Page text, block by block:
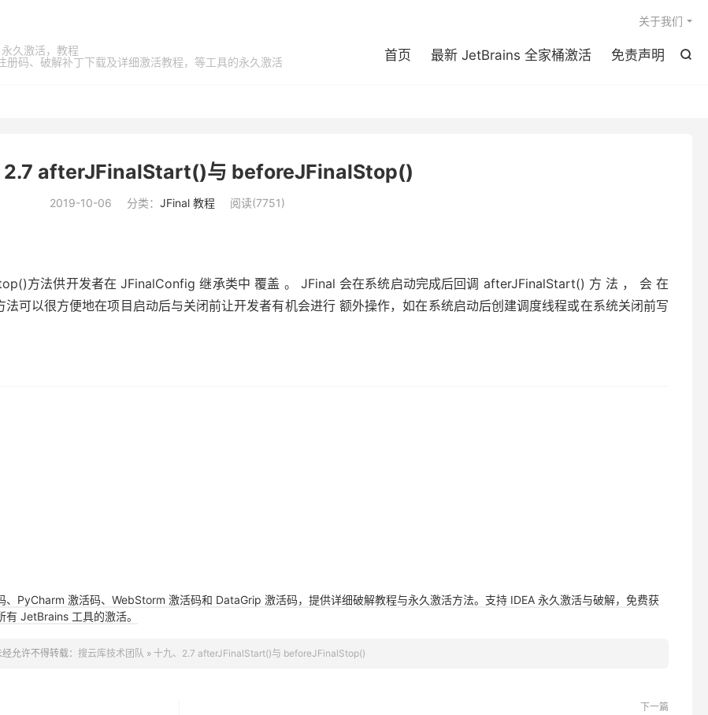
久激活，教程
码、破解补丁下载及详细激活教程，等工具的永久激活

首页 最新 JetBrains 全家桶激活 免责声明
关于我们
2.7 afterJFinalStart()与 beforeJFinalStop()
2019-10-06 分类： JFinal 教程 阅读(7751)
方法供开发者在 JFinalConfig 继承类中 覆盖 。 JFinal 会在系统启动完成后回调 afterJFinalStart() 方 法 ， 会 在
可以很方便地在项目启动后与关闭前让开发者有机会进行 额外操作，如在系统启动后创建调度线程或在系统关闭前写
、PyCharm 激活码、WebStorm 激活码和 DataGrip 激活码，提供详细破解教程与永久激活方法。支持 IDEA 永久激活与破解，免费获
JetBrains 工具的激活。
允许不得转载： 搜云库技术团队 » 十九、2.7 afterJFinalStart()与 beforeJFinalStop()
下一篇